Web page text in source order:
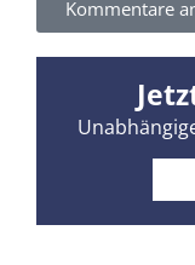
Kommentare